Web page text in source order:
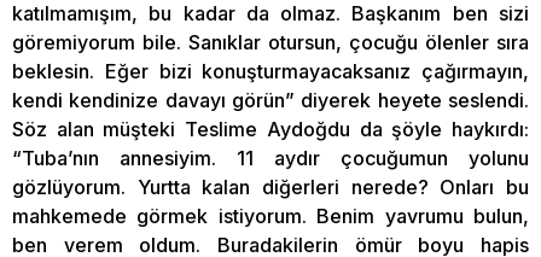
katılmamışım, bu kadar da olmaz. Başkanım ben sizi
göremiyorum bile. Sanıklar otursun, çocuğu ölenler sıra
beklesin. Eğer bizi konuşturmayacaksanız çağırmayın,
kendi kendinize davayı görün” diyerek heyete seslendi.
Söz alan müşteki Teslime Aydoğdu da şöyle haykırdı:
“Tuba’nın annesiyim. 11 aydır çocuğumun yolunu
gözlüyorum. Yurtta kalan diğerleri nerede? Onları bu
mahkemede görmek istiyorum. Benim yavrumu bulun,
ben verem oldum. Buradakilerin ömür boyu hapis